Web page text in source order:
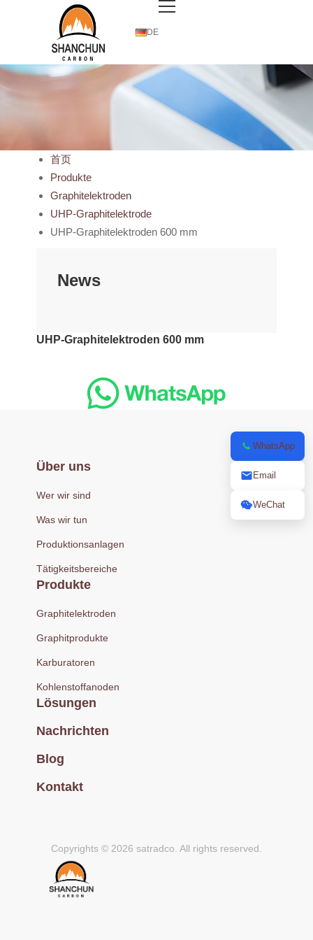
DE
首页
Produkte
Graphitelektroden
UHP-Graphitelektrode
UHP-Graphitelektroden 600 mm
News
UHP-Graphitelektroden 600 mm
Über uns
Wer wir sind
Was wir tun
Produktionsanlagen
Tätigkeitsbereiche
Produkte
Graphitelektroden
Graphitprodukte
Karburatoren
Kohlenstoffanoden
Lösungen
Nachrichten
Blog
Kontakt
Copyrights © 2026 satradco. All rights reserved.
WhatsApp
Email
WeChat